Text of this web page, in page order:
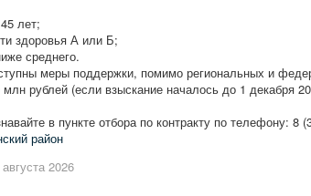
лет;
здоровья А или Б;
среднего.
меры поддержки, помимо региональных и
рублей (если взыскание началось до 1 декабря
в пункте отбора по контракту по телефону: 8
район
2026